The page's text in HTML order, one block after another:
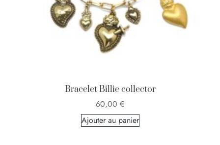
Bracelet Billie collector
60,00 €
Ajouter au panier